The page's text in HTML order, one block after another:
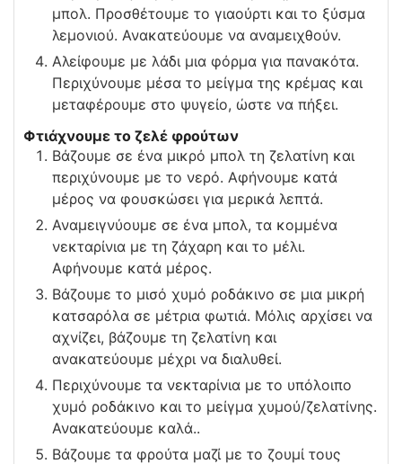
μπολ. Προσθέτουμε το γιαούρτι και το ξύσμα
λεμονιού. Ανακατεύουμε να αναμειχθούν.
Αλείφουμε με λάδι μια φόρμα για πανακότα.
Περιχύνουμε μέσα το μείγμα της κρέμας και
μεταφέρουμε στο ψυγείο, ώστε να πήξει.
Φτιάχνουμε το ζελέ φρούτων
Βάζουμε σε ένα μικρό μπολ τη ζελατίνη και
περιχύνουμε με το νερό. Αφήνουμε κατά
μέρος να φουσκώσει για μερικά λεπτά.
Αναμειγνύουμε σε ένα μπολ, τα κομμένα
νεκταρίνια με τη ζάχαρη και το μέλι.
Αφήνουμε κατά μέρος.
Βάζουμε το μισό χυμό ροδάκινο σε μια μικρή
κατσαρόλα σε μέτρια φωτιά. Μόλις αρχίσει να
αχνίζει, βάζουμε τη ζελατίνη και
ανακατεύουμε μέχρι να διαλυθεί.
Περιχύνουμε τα νεκταρίνια με το υπόλοιπο
χυμό ροδάκινο και το μείγμα χυμού/ζελατίνης.
Ανακατεύουμε καλά..
Βάζουμε τα φρούτα μαζί με το ζουμί τους